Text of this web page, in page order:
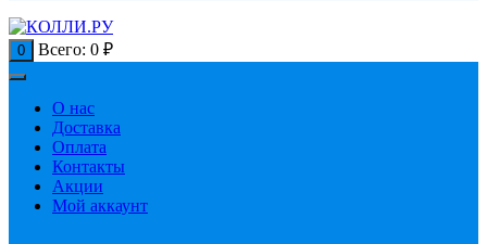
0 Всего: 0 ₽
О нас
Доставка
Оплата
Контакты
Акции
Мой аккаунт